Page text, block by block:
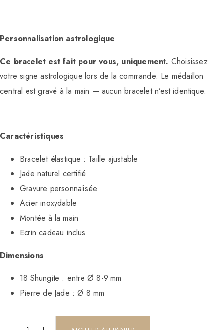
Personnalisation astrologique
Ce bracelet est fait pour vous, uniquement. Choisissez
votre signe astrologique lors de la commande. Le médaillon
central est gravé à la main — aucun bracelet n’est identique.
Caractéristiques
Bracelet élastique : Taille ajustable
Jade naturel certifié
Gravure personnalisée
Acier inoxydable
Montée à la main
Ecrin cadeau inclus
Dimensions
18 Shungite : entre Ø 8-9 mm
Pierre de Jade : Ø 8 mm